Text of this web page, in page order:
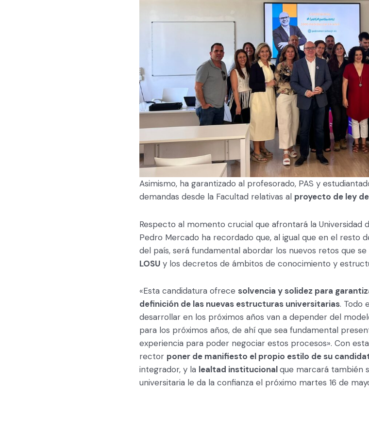
Asimismo, ha garantizado al profesorado, PAS y
demandas desde la Facultad relativas al proyecto de ley
Respecto al momento crucial que afrontará la Universidad
Pedro Mercado ha recordado que, al igual que en el resto
del país, será fundamental abordar los nuevos retos que
LOSU y los decretos de ámbitos de conocimiento y
«Esta candidatura ofrece solvencia y solidez para
definición de las nuevas estructuras universitarias. Todo
desarrollar en los próximos años van a depender del
para los próximos años, de ahí que sea fundamental
experiencia para poder negociar estos procesos». Con
rector poner de manifiesto el propio estilo de su
integrador, y la lealtad institucionalque marcará también
universitaria le da la confianza el próximo martes 16 de